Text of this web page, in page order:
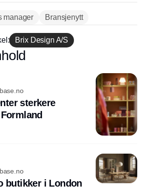
Annonce
manager Bransjenytt
Brix Design A/S
Annonce
sterkere
butikker i London